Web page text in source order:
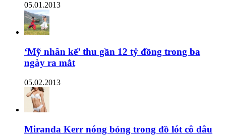
05.01.2013
‘Mỹ nhân kế’ thu gần 12 tỷ đồng trong ba
ngày ra mắt
05.02.2013
Miranda Kerr nóng bỏng trong đồ lót cô dâu